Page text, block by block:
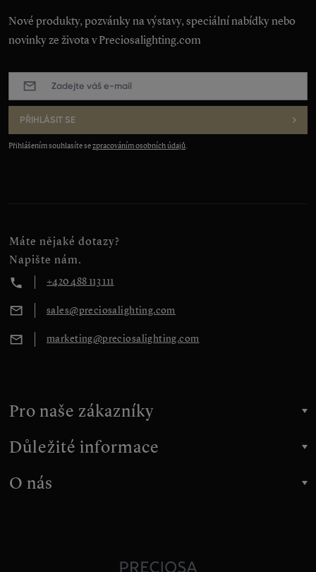
Nové produkty, pozvánky na výstavy, speciální nabídky nebo
novinky ze života v Preciosalighting.com
mail:
PŘIHLÁSIT SE
Přihlášením souhlasíte sezpracováním osobních údajů.
Máte nějaké dotazy?
Napište nám.
+420 488 113 111
sales@preciosalighting.com
marketing@preciosalighting.com
Pro naše zákazníky
Důležité informace
O nás